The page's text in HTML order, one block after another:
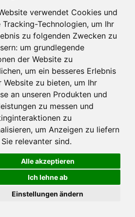
verwendet Cookies und
Tracking-Technologien, um Ihr
zu folgenden Zwecken zu
um grundlegende
der Website zu
, um ein besseres Erlebnis
Website zu bieten, um Ihr
an unseren Produkten und
zu messen und
zu
, um Anzeigen zu liefern
relevanter sind.
Alle akzeptieren
Ich lehne ab
Einstellungen ändern
ein Fitnessraum
Hammam (gegen Aufpreis) zur
ein tolles Hotel in Paris, wie
würde!
des Arts buchen
- Apart Hotel
⭐️⭐️⭐️⭐️
350 Euro pro Nacht)
10 (1.571 Bewertungen)